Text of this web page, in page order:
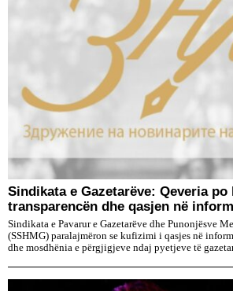
Sindikata e Gazetarëve: Qeveria po
transparencën dhe qasjen në
Sindikata e Pavarur e Gazetarëve dhe Punonjësve
(SSHMG) paralajmëron se kufizimi i qasjes në
dhe mosdhënia e përgjigjeve ndaj pyetjeve të